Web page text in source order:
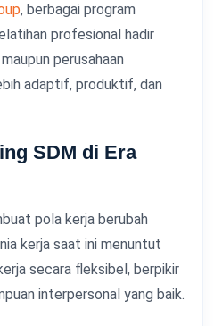
, berbagai program
profesional hadir
perusahaan
adaptif, produktif, dan
SDM di Era
pola kerja berubah
kerja saat ini menuntut
secara fleksibel, berpikir
interpersonal yang baik.